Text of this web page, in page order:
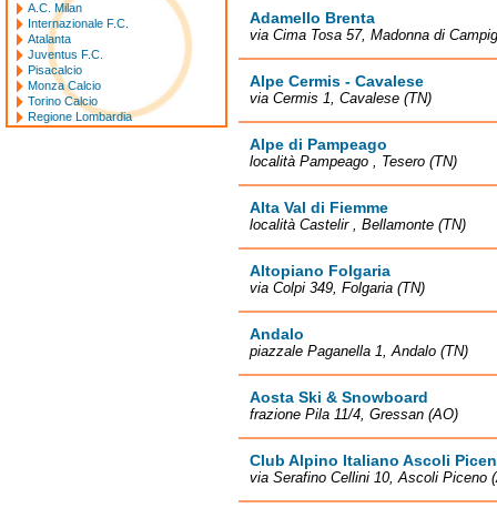
Adamello Brenta
via Cima Tosa 57, Madonna di
Alpe Cermis - Cavalese
via Cermis 1, Cavalese (TN)
Alpe di Pampeago
località Pampeago , Tesero (TN)
Alta Val di Fiemme
località Castelir , Bellamonte (TN)
Altopiano Folgaria
via Colpi 349, Folgaria (TN)
Andalo
piazzale Paganella 1, Andalo (TN)
Aosta Ski & Snowboard
frazione Pila 11/4, Gressan (AO)
Club Alpino Italiano Ascoli
via Serafino Cellini 10, Ascoli Piceno
A.C. Milan
Internazionale F.C.
Atalanta
Juventus F.C.
Pisacalcio
Monza Calcio
Torino Calcio
Regione Lombardia